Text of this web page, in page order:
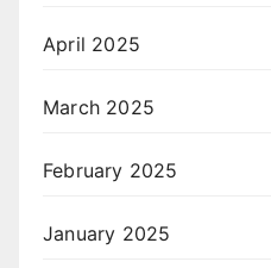
April 2025
March 2025
February 2025
January 2025